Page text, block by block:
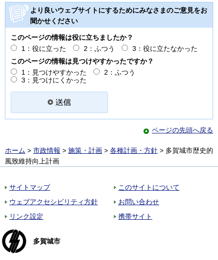
より良いウェブサイトにするためにみなさまのご意見をお
聞かせください
このページの情報は役に立ちましたか？
1：役に立った
2：ふつう
3：役に立たなかった
このページの情報は見つけやすかったですか？
1：見つけやすかった
2：ふつう
3：見つけにくかった
ページの先頭へ戻る
ホーム > 市政情報 > 施策・計画 > 各種計画・方針 > 多賀城市歴史的
風致維持向上計画
サイトマップ
このサイトについて
ウェブアクセシビリティ方針
お問い合わせ
リンク設定
携帯サイト
多賀城市